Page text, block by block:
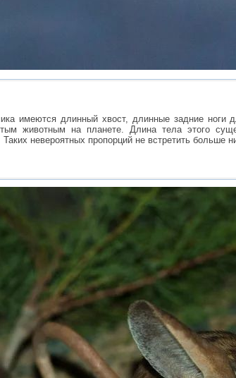
имеются длинный хвост, длинные задние
животным на планете. Длина тела этого
Таких невероятных пропорций не встретить больше